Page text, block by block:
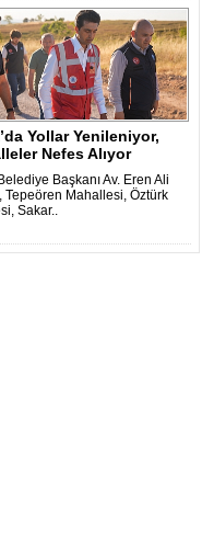
Yollar Yenileniyor,
Nefes Alıyor
Başkanı Av. Eren Ali
Tepeören Mahallesi, Öztürk
Sakar..